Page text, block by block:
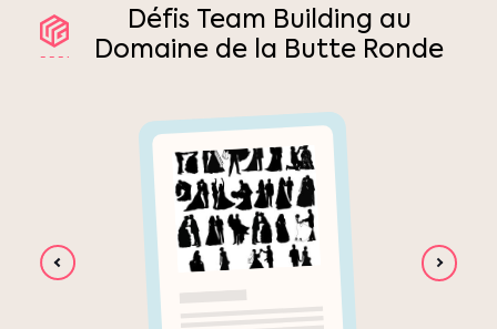
Défis Team Building au
Domaine de la Butte Ronde